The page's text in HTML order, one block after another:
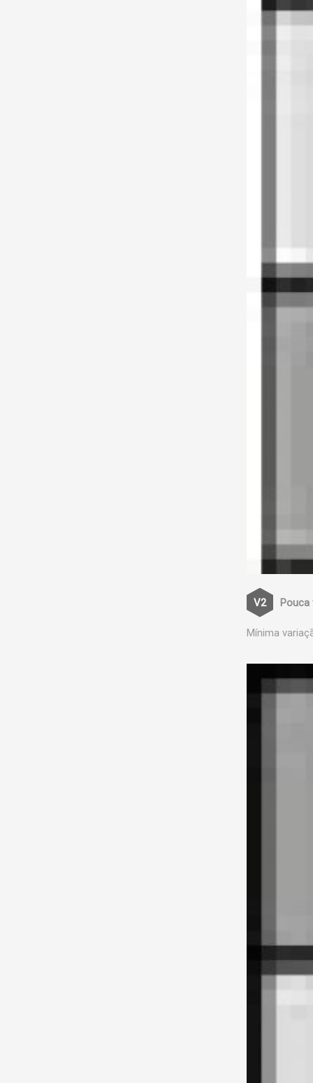
Pouca
Mínima